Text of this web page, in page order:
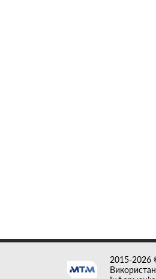
2015-2026